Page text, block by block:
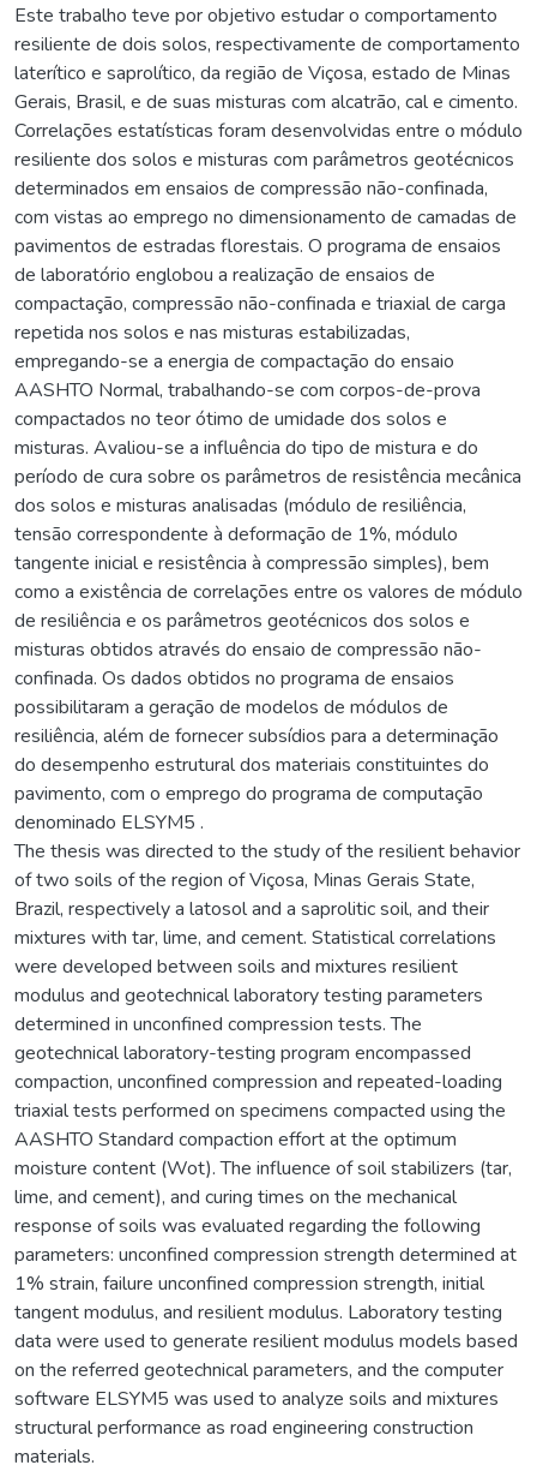
Este trabalho teve por objetivo estudar o comportamento
resiliente de dois solos, respectivamente de comportamento
laterítico e saprolítico, da região de Viçosa, estado de Minas
Gerais, Brasil, e de suas misturas com alcatrão, cal e cimento.
Correlações estatísticas foram desenvolvidas entre o módulo
resiliente dos solos e misturas com parâmetros geotécnicos
determinados em ensaios de compressão não-confinada,
com vistas ao emprego no dimensionamento de camadas de
pavimentos de estradas florestais. O programa de ensaios
de laboratório englobou a realização de ensaios de
compactação, compressão não-confinada e triaxial de carga
repetida nos solos e nas misturas estabilizadas,
empregando-se a energia de compactação do ensaio
AASHTO Normal, trabalhando-se com corpos-de-prova
compactados no teor ótimo de umidade dos solos e
misturas. Avaliou-se a influência do tipo de mistura e do
período de cura sobre os parâmetros de resistência mecânica
dos solos e misturas analisadas (módulo de resiliência,
tensão correspondente à deformação de 1%, módulo
tangente inicial e resistência à compressão simples), bem
como a existência de correlações entre os valores de módulo
de resiliência e os parâmetros geotécnicos dos solos e
misturas obtidos através do ensaio de compressão não-
confinada. Os dados obtidos no programa de ensaios
possibilitaram a geração de modelos de módulos de
resiliência, além de fornecer subsídios para a determinação
do desempenho estrutural dos materiais constituintes do
pavimento, com o emprego do programa de computação
denominado ELSYM5 .
The thesis was directed to the study of the resilient behavior
of two soils of the region of Viçosa, Minas Gerais State,
Brazil, respectively a latosol and a saprolitic soil, and their
mixtures with tar, lime, and cement. Statistical correlations
were developed between soils and mixtures resilient
modulus and geotechnical laboratory testing parameters
determined in unconfined compression tests. The
geotechnical laboratory-testing program encompassed
compaction, unconfined compression and repeated-loading
triaxial tests performed on specimens compacted using the
AASHTO Standard compaction effort at the optimum
moisture content (Wot). The influence of soil stabilizers (tar,
lime, and cement), and curing times on the mechanical
response of soils was evaluated regarding the following
parameters: unconfined compression strength determined at
1% strain, failure unconfined compression strength, initial
tangent modulus, and resilient modulus. Laboratory testing
data were used to generate resilient modulus models based
on the referred geotechnical parameters, and the computer
software ELSYM5 was used to analyze soils and mixtures
structural performance as road engineering construction
materials.